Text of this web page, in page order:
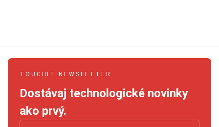
TOUCHIT NEWSLETTER
Dostávaj technologické novinky
ako prvý.